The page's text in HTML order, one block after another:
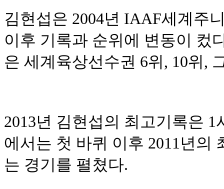
김현섭은 2004년 IAAF세계주
이후 기록과 순위에 변동이 컸
은 세계육상선수권 6위, 10위,
2013년 김현섭의 최고기록은
에서는 첫 바퀴 이후 2011년의
는 경기를 펼쳤다.